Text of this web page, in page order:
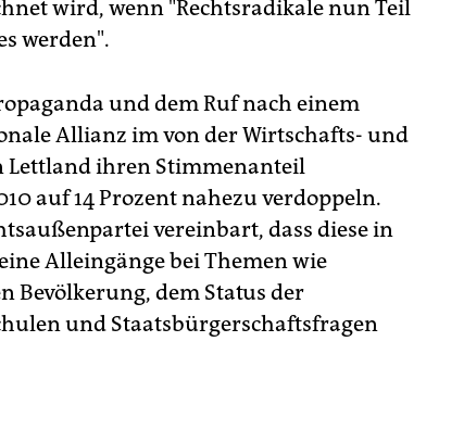
wird, wenn "Rechtsradikale nun Teil
werden".
und dem Ruf nach einem
Allianz im von der Wirtschafts- und
Lettland ihren Stimmenanteil
auf 14 Prozent nahezu verdoppeln.
vereinbart, dass diese in
Alleingänge bei Themen wie
Bevölkerung, dem Status der
und Staatsbürgerschaftsfragen